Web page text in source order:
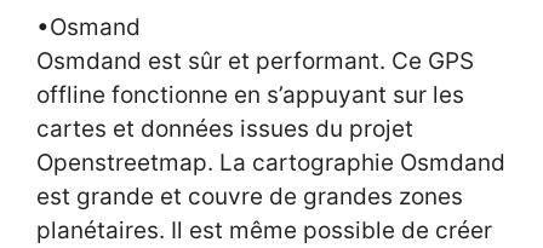
•Osmand
Osmdand est sûr et performant. Ce GPS
offline fonctionne en s’appuyant sur les
cartes et données issues du projet
Openstreetmap. La cartographie Osmdand
est grande et couvre de grandes zones
planétaires. Il est même possible de créer